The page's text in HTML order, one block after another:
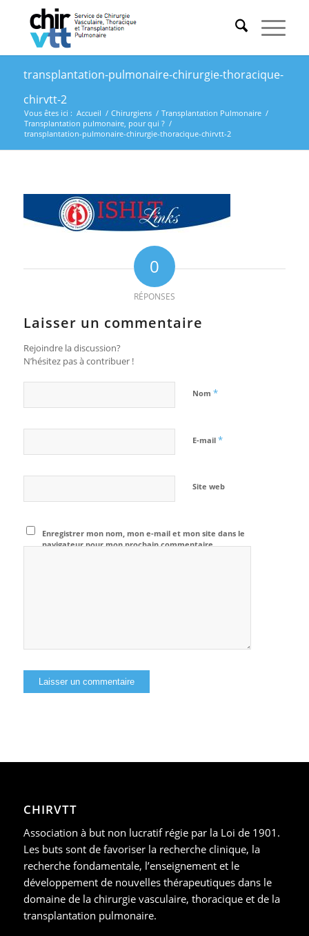
transplantation-pulmonaire-chirurgie-thoracique-
chirvtt-2
Vous êtes ici : Accueil / Chirurgiens / Transplantation Pulmonaire /
Transplantation pulmonaire, pour qui ? /
transplantation-pulmonaire-chirurgie-thoracique-chirvtt-2
0
RÉPONSES
Laisser un commentaire
Rejoindre la discussion?
N’hésitez pas à contribuer !
Nom *
E-mail *
Site web
Enregistrer mon nom, mon e-mail et mon site dans le
navigateur pour mon prochain commentaire.
CHIRVTT
Association à but non lucratif régie par la Loi de 1901.
Les buts sont de favoriser la recherche clinique, la
recherche fondamentale, l’enseignement et le
développement de nouvelles thérapeutiques dans le
domaine de la chirurgie vasculaire, thoracique et de la
transplantation pulmonaire.